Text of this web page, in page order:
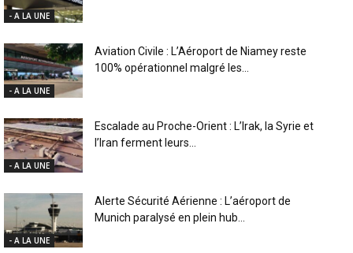
- A LA UNE
- A LA UNE
Aviation Civile : L’Aéroport de Niamey reste
100% opérationnel malgré les...
- A LA UNE
Escalade au Proche-Orient : L’Irak, la Syrie et
l’Iran ferment leurs...
- A LA UNE
Alerte Sécurité Aérienne : L’aéroport de
Munich paralysé en plein hub...